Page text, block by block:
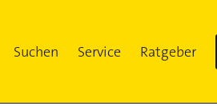
Suchen Service Ratgeber